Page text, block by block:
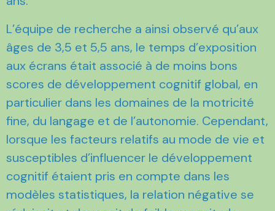
L’équipe de recherche a ainsi observé qu’aux
âges de 3,5 et 5,5 ans, le temps d’exposition
aux écrans était associé à de moins bons
scores de développement cognitif global, en
particulier dans les domaines de la motricité
fine, du langage et de l’autonomie. Cependant,
lorsque les facteurs relatifs au mode de vie et
susceptibles d’influencer le développement
cognitif étaient pris en compte dans les
modèles statistiques, la relation négative se